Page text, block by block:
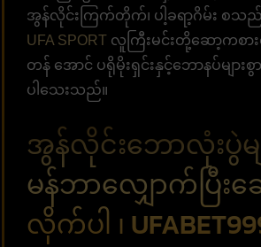
အွန်လိုင်းကြက်တိုက်၊ ပါ့ခရာ့ဂိမ်း စသ
UFA SPORT လူကြီးမင်းတို့ဆော့ကစား
တန် အောင် ပရိုမိုးရှင်းနှင့်ဘောနပ်များ
ပါသေးသည်။
အွန်လိုင်းဘောလုံးပွဲမ
မန်ဘာလျှောက်ပြီး
လိုက်ပါ ၊